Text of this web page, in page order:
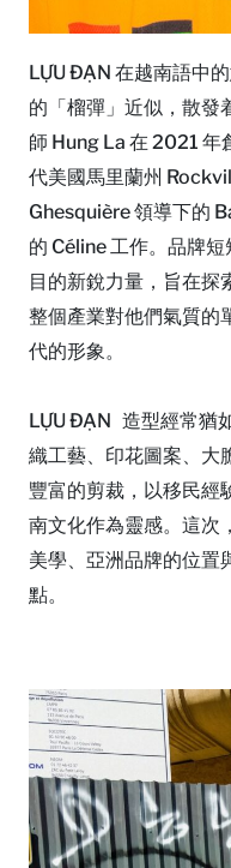
LỰU ĐẠN 在越南語中
的「榴彈」近似，散發
師 Hung La 在 2021
代美國馬里蘭州
Ghesquière 領導下的
的 Céline 工作。品牌
目的新銳力量，旨在探
整個產業對他們氣質的
代的形象。
LỰU ĐẠN 造型經常猶
織工藝、印花圖案、大
豐富的剪裁，以移民經
南文化作為靈感。這次
美學、亞洲品牌的位置
點。